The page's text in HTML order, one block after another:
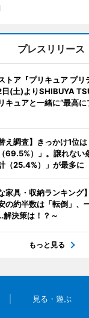
プレスリリース
トア『プリキュア プリ
(土)よりSHIBUYA
キュアと一緒に“最高に
え調査】きっかけ1位
69.5%）」。譲れない
（25.4%）」が最多に
家具・収納ランキング
の約半数は「転倒」、
解決策は！？～
もっと見る
見る・遊ぶ